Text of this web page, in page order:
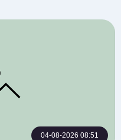
04-08-2026 08:51